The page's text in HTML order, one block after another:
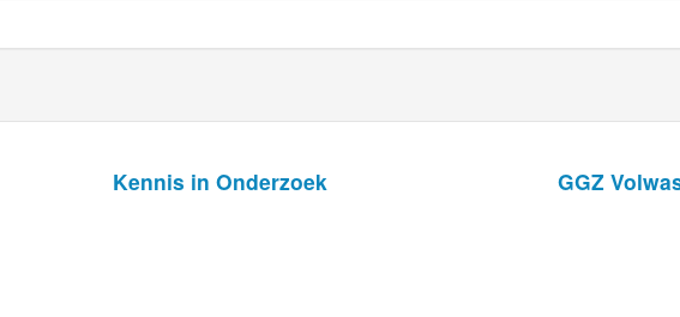
Kennis in Onderzoek GGZ